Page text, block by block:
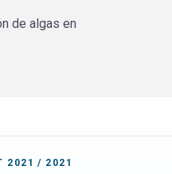
de algas en
2021 / 2021